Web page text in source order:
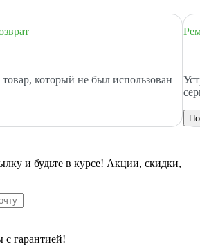
который не был использован
и будьте в курсе! Акции, скидки,
гарантией!